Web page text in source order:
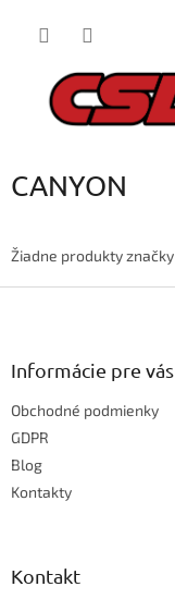
CANYON
Žiadne produkty značky
Z
Informácie pre vás
Obchodné podmienky
GDPR
Blog
Kontakty
Kontakt